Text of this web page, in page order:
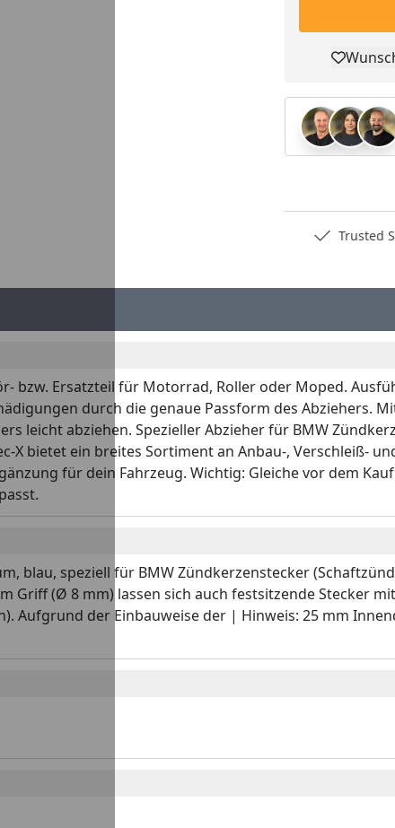
Trusted
bzw. Ersatzteil für Motorrad, Roller oder Moped.
durch die genaue Passform des Abziehers.
leicht abziehen. Spezieller Abzieher für BMW
X bietet ein breites Sortiment an Anbau-, Verschleiß-
für dein Fahrzeug. Wichtig: Gleiche vor dem
blau, speziell für BMW Zündkerzenstecker
Griff (Ø 8 mm) lassen sich auch festsitzende Stecker
Aufgrund der Einbauweise der | Hinweis: 25 mm